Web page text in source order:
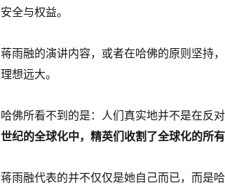
安全与权益。
蒋雨融的演讲内容，或者在哈佛的原则坚持
理想远大。
哈佛所看不到的是：人们真实地并不是在反
世纪的全球化中，精英们收割了全球化的所有
蒋雨融代表的并不仅仅是她自己而已，而是